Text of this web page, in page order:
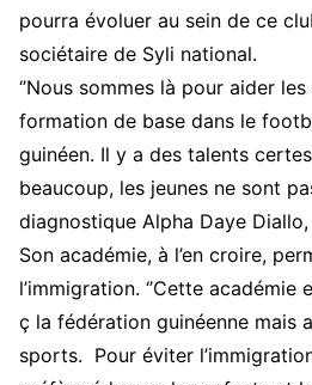
pourra évoluer au sein de ce
sociétaire de Syli national.
‘’Nous sommes là pour aider
formation de base dans le
guinéen. Il y a des talents
beaucoup, les jeunes ne sont
diagnostique Alpha Daye Diallo,
Son académie, à l’en croire,
l’immigration. ‘’Cette
ç la fédération guinéenne mais
sports. Pour éviter